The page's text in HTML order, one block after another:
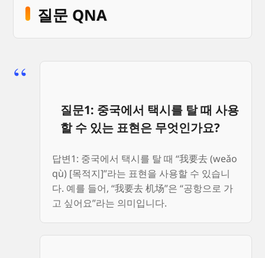
질문 QNA
질문1: 중국에서 택시를 탈 때 사용
할 수 있는 표현은 무엇인가요?
답변1: 중국에서 택시를 탈 때 “我要去 (weǎo
qù) [목적지]”라는 표현을 사용할 수 있습니
다. 예를 들어, “我要去 机场”은 “공항으로 가
고 싶어요”라는 의미입니다.